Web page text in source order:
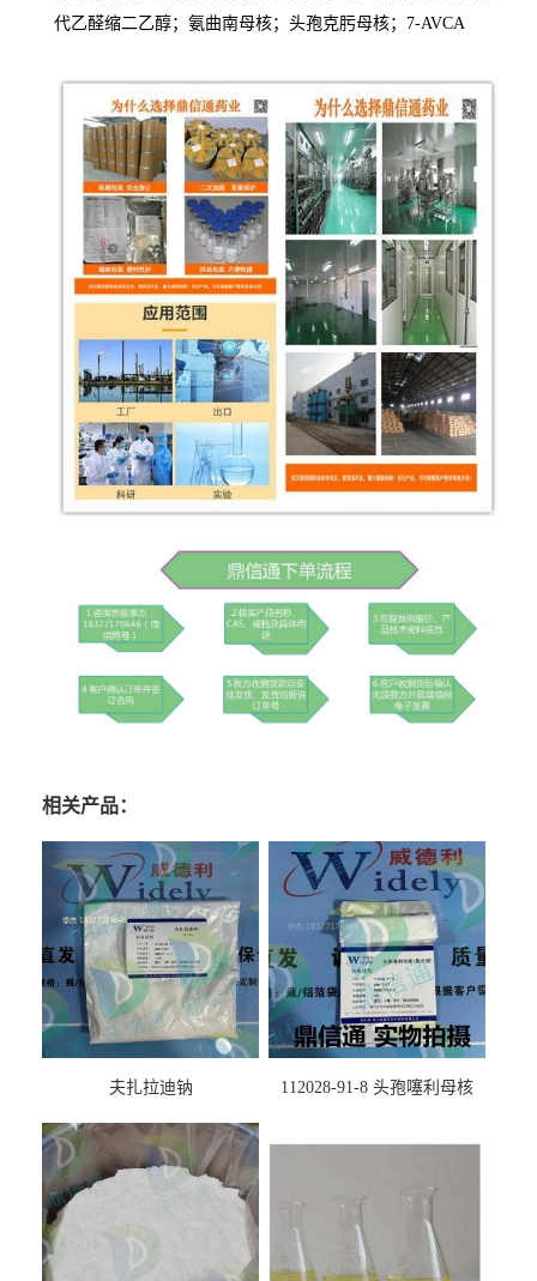
代乙醛缩二乙醇；氨曲南母核；头孢克肟母核；7-AVCA
相关产品：
夫扎拉迪钠
112028-91-8 头孢噻利母核